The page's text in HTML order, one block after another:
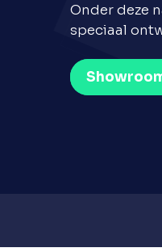
Onder deze
speciaal